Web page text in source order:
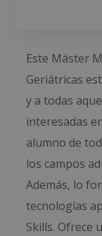
Este Máster
Geriátricas
y a todas
interesadas
alumno de
los campos
Además, lo
tecnologías
Skills. Ofrece